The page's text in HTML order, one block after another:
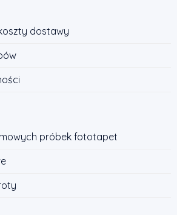
dostawy
próbek fototapet